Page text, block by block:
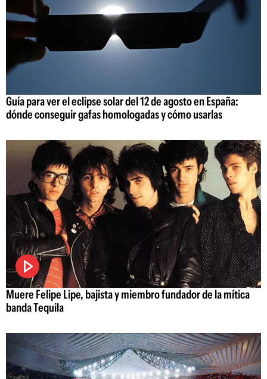
Guía para ver el eclipse solar del 12 de agosto en España:
dónde conseguir gafas homologadas y cómo usarlas
Muere Felipe Lipe, bajista y miembro fundador de la mítica
banda Tequila